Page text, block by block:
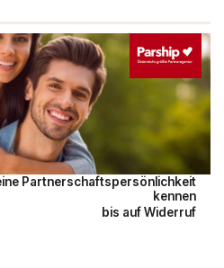
Partnerschaftspersönlichkeit
kennen
bis auf Widerruf